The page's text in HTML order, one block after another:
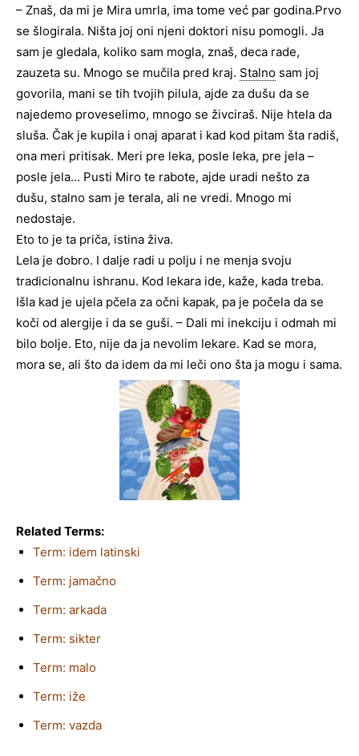
– Znaš, da mi je Mira umrla, ima tome već par godina.Prvo
se šlogirala. Ništa joj oni njeni doktori nisu pomogli. Ja
sam je gledala, koliko sam mogla, znaš, deca rade,
zauzeta su. Mnogo se mučila pred kraj. Stalno sam joj
govorila, mani se tih tvojih pilula, ajde za dušu da se
najedemo proveselimo, mnogo se živciraš. Nije htela da
sluša. Čak je kupila i onaj aparat i kad kod pitam šta radiš,
ona meri pritisak. Meri pre leka, posle leka, pre jela –
posle jela… Pusti Miro te rabote, ajde uradi nešto za
dušu, stalno sam je terala, ali ne vredi. Mnogo mi
nedostaje.
Eto to je ta priča, istina živa.
Lela je dobro. I dalje radi u polju i ne menja svoju
tradicionalnu ishranu. Kod lekara ide, kaže, kada treba.
Išla kad je ujela pčela za očni kapak, pa je počela da se
koči od alergije i da se guši. – Dali mi inekciju i odmah mi
bilo bolje. Eto, nije da ja nevolim lekare. Kad se mora,
mora se, ali što da idem da mi leči ono šta ja mogu i sama.
Related Terms:
Term: idem latinski
Term: jamačno
Term: arkada
Term: sikter
Term: malo
Term: iže
Term: vazda